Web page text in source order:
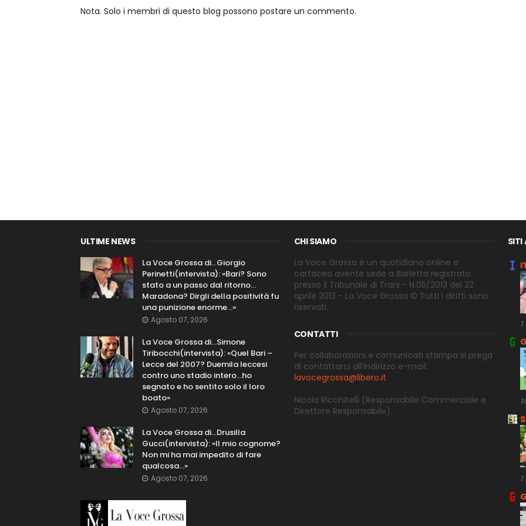
Nota. Solo i membri di questo blog possono postare un commento.
ULTIME NEWS
La Voce Grossa di…Giorgio
Perinetti(intervista): «Bari? Sono
stato a un passo dal ritorno...
Maradona? Dirgli della positività fu
una punizione enorme…»
Agosto 07, 2026
La Voce Grossa di…Simone
Tiribocchi(intervista): «Quel Bari –
Lecce del 2007? Duemila leccesi
contro uno stadio intero...ho
segnato e ho sentito solo il loro
boato»
Agosto 07, 2026
La Voce Grossa di…Drusilla
Gucci(intervista): «Il mio cognome?
Non mi ha mai impedito di fare
qualcosa…»
Agosto 07, 2026
CHI SIAMO
La Voce Grossa è un quotidiano online e
cartaceo avente sede a Barletta registrato
presso il Tribunale di Trani - N.05/2013 del 22
aprile 2013 - La Voce Grossa © Tutti i diritti sono
riservati.
CONTATTI
Per collaborazioni e comunicati stampa si prega
di contattarci all’indirizzo e-mail:
lavocegrossa@libero.it
Nicola Ricchitelli (Responsabile Commerciale e
Direttore Responsabile).
SITI